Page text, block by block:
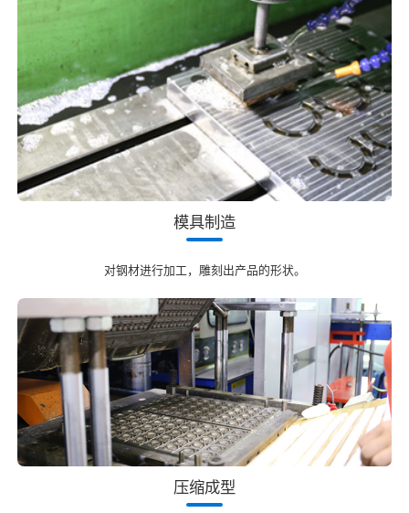
模具制造
对钢材进行加工，雕刻出产品的形状。
压缩成型